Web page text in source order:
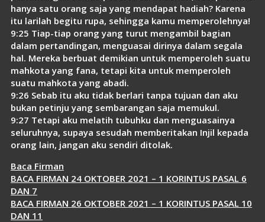
hanya satu orang saja yang mendapat hadiah? Karena
itu larilah begitu rupa, sehingga kamu memperolehnya!
9:25 Tiap-tiap orang yang turut mengambil bagian
dalam pertandingan, menguasai dirinya dalam segala
hal. Mereka berbuat demikian untuk memperoleh suatu
mahkota yang fana, tetapi kita untuk memperoleh
suatu mahkota yang abadi.
9:26 Sebab itu aku tidak berlari tanpa tujuan dan aku
bukan petinju yang sembarangan saja memukul.
9:27 Tetapi aku melatih tubuhku dan menguasainya
seluruhnya, supaya sesudah memberitakan Injil kepada
orang lain, jangan aku sendiri ditolak.
Kategori
Baca Firman
BACA FIRMAN 24 OKTOBER 2021 – 1 KORINTUS PASAL 6
DAN 7
BACA FIRMAN 26 OKTOBER 2021 – 1 KORINTUS PASAL 10
DAN 11